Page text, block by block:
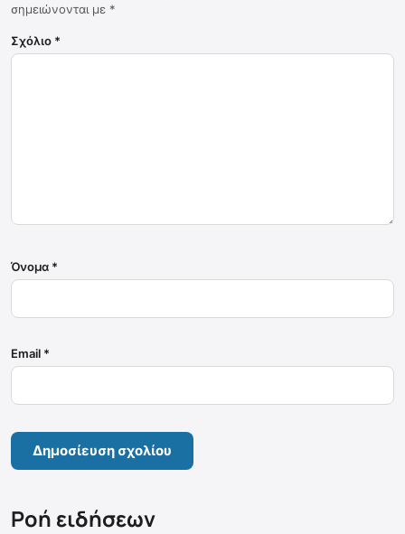
σημειώνονται με *
Σχόλιο *
Όνομα *
Email *
Ροή ειδήσεων